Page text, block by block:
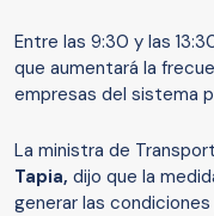
Entre las 9:30 y las
que aumentará la
empresas del sistema
La ministra de
Tapia, dijo que la
generar las